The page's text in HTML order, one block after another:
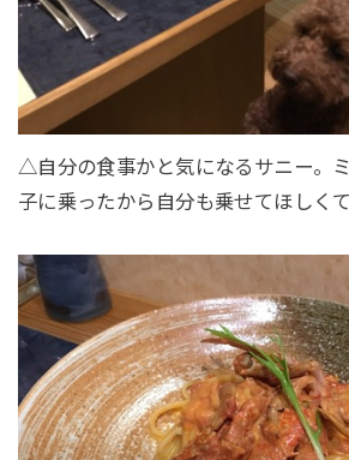
△自分の食事かと気になるサニー。
子に乗ったから自分も乗せてほしく